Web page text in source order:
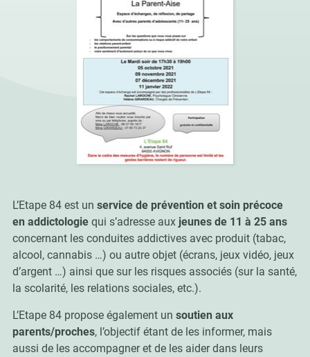
L’Etape 84 est un service de prévention et soin précoce
en addictologiequi s’adresse aux jeunes de 11 à 25 ans
concernant les conduites addictives avec produit (tabac,
alcool, cannabis …) ou autre objet (écrans, jeux vidéo, jeux
d’argent …) ainsi que sur les risques associés (sur la santé,
la scolarité, les relations sociales, etc.).
L’Etape 84 propose également un soutien aux
parents/proches, l’objectif étant de les informer, mais
aussi de les accompagner et de les aider dans leurs